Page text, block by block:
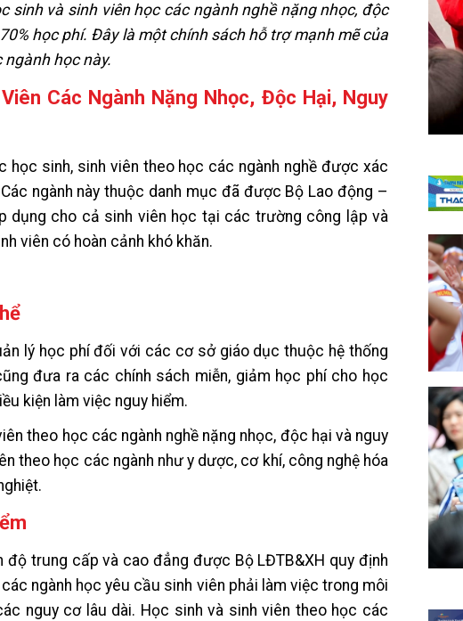
sinh và sinh viên học các ngành nghề nặng nhọc, độc
học phí. Đây là một chính sách hỗ trợ mạnh mẽ của
học này.
Các Ngành Nặng Nhọc, Độc Hại, Nguy
sinh, sinh viên theo học các ngành nghề được xác
ngành này thuộc danh mục đã được Bộ Lao động –
dụng cho cả sinh viên học tại các trường công lập và
viên có hoàn cảnh khó khăn.
lý học phí đối với các cơ sở giáo dục thuộc hệ thống
đưa ra các chính sách miễn, giảm học phí cho học
kiện làm việc nguy hiểm.
theo học các ngành nghề nặng nhọc, độc hại và nguy
theo học các ngành như y dược, cơ khí, công nghệ hóa
độ trung cấp và cao đẳng được Bộ LĐTB&XH quy định
ngành học yêu cầu sinh viên phải làm việc trong môi
nguy cơ lâu dài. Học sinh và sinh viên theo học các